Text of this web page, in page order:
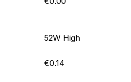
52W High
€0.14